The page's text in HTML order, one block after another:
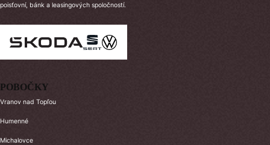
poisťovní, bánk a leasingových spoločností.
POBOČKY
Vranov nad Topľou
Humenné
Michalovce